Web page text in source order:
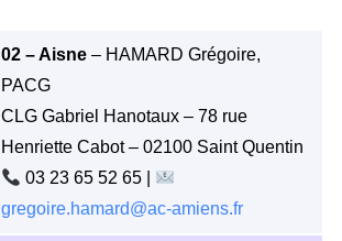
02 – Aisne – HAMARD Grégoire,
PACG
CLG Gabriel Hanotaux – 78 rue
Henriette Cabot – 02100 Saint Quentin
03 23 65 52 65 |
gregoire.hamard@ac-amiens.fr